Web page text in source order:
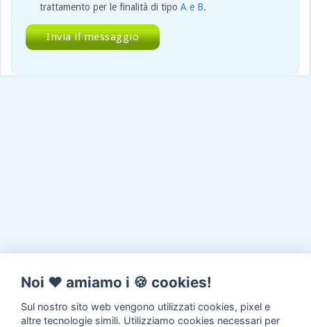
trattamento per le finalità di tipo A e B.
Noi ♥️ amiamo i 🍪 cookies!
Sul nostro sito web vengono utilizzati cookies, pixel e
altre tecnologie simili. Utilizziamo cookies necessari per